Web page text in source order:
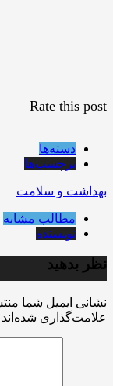
Rate this post
دسته‌ها
برچسب‌ها
بهداشت و سلامت
مطالب مشابه
نویسنده
نظر بدهید
نشانی ایمیل شما
علامت‌گذاری شده‌اند